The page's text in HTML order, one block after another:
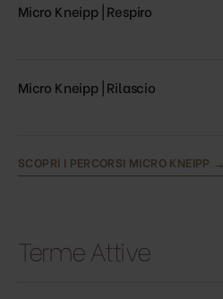
Micro Kneipp | Respiro
Micro Kneipp | Rilascio
SCOPRI I PERCORSI MICRO KNEIPP →
Terme Attive